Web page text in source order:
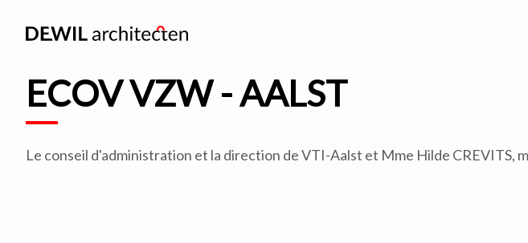
ECOV VZW - AALST
Le conseil d'administration et la direction de VTI-Aalst et Mme Hilde CREVITS,